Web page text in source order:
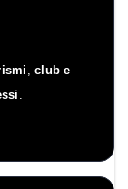
, club e
.